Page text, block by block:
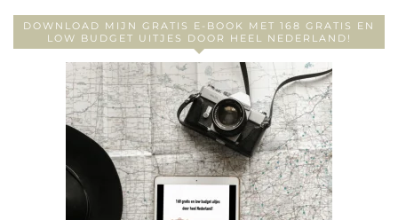
DOWNLOAD MIJN GRATIS E-BOOK MET 168 GRATIS EN
LOW BUDGET UITJES DOOR HEEL NEDERLAND!